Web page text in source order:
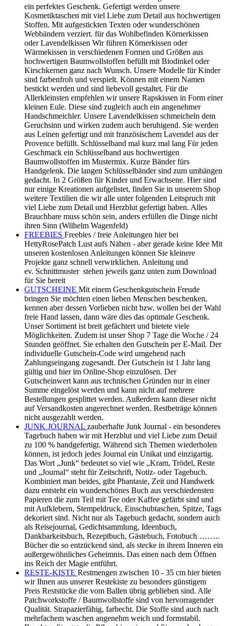
Zahlungseingang zugesandt. Der Gutschein ist 1 Jahr lang
gültig und hier im Online-Shop einzulösen. Der
Gutscheinwert kann aus technischen Gründen nur in einer
Summe eingelöst werden und kann nicht auf mehrere
Bestellungen gesplittet werden. Außerdem kann dieser nicht
auf Versandkosten angerechnet werden. Restbeträge können
nicht ausgezahlt werden.
JUNK JOURNALzauberhafte Junk Journal - ein besonderes
Tagebuch haben wir mit Herzblut und viel Liebe zum Detail
zu 100 % handgefertigt. Während sich Themen wiederholen
können, ist jedoch jedes Journal ein Unikat und einzigartig.
Das Wort „Junk“ bedeutet so viel wie „Kram, Trödel, Reste
und „Journal“ steht für Zeitschrift, Notiz- oder Tagebuch.
Kombiniert man beides, gibt Phantasie, Zeit und Handwerk
dazu entsteht ein wunderschönes Buch aus verschiedensten
Papieren die zum Teil mit Tee oder Kaffee gefärbt sind und
mit Aufklebern, Stempeldruck, Einschubtaschen, Spitze, Tags
dekoriert sind. Nicht nur als Tagebuch gedacht, sondern auch
als Reisejournal, Gedichtsammlung, Ideenbuch,
Dankbarkeitsbuch, Rezeptbuch, Gästebuch, Fotobuch ……..
Bücher die so entzückend sind, als stecke in ihrem Inneren ein
außergewöhnliches Geheimnis. Das einen nach dem Öffnen
ins Reich der Magie entführt.
RESTE-KISTERestmengen zwischen 10 - 35 cm hier bieten
wir Ihnen aus unserer Restekiste zu besonders günstigem
Preis Reststücke die vom Ballen übrig geblieben sind. Alle
Patchworkstoffe / Baumwollstoffe sind von hervorragender
Qualität. Strapazierfähig, farbecht. Die Stoffe sind auch nach
mehrfachem waschen angenehm weich und formstabil.
Beachten Sie stets die Pflegehinweise und Sie werden lange
Zeit Freude an Ihren Kreationen haben. Patchworkstoffe zum
kleinem Preis oft fehlt ja nur ein kleines Stück zum Glück.
Daher lohnt es sich hier mal rein zu schauen. Die
angebotenen Mengen liegen zwischen 10 x 110/112 bis 35 x
110/112 cm. Manchmal sogar in der Breite von 140 - 150 cm.
Mit diesen Stücken lässt sich gerade beim patchworken, wo ja
oft kleinste Mengen erforderlich sind, schön arbeiten.
Vielleicht sind Sie ja auch, genau wie wir, leidenschaftliche
Sammler. Haben einfach Freude an schönen qualitativ
hochwertigen Stoffen und möchten nur Ihren Vorrat ein
weinig aufstocken um bei Bedarf direkt mit dem ersehnten
Projekt beginnen zu können.
SALEreduzierte Patchworkstoffe und Baumwollstoffe im
Sale hier finden Sie hochwertige Patchworkstoffe und
Baumwollstoffe aus älteren Kollektionen in gewohnt
hervorragender Qualität. Strapazierfähig, farbecht. Die Stoffe
sind auch nach mehrfachem waschen angenehm weich und
formstabil. Bitte bei 30 Grad möglichst mit Fein- oder
Colorwaschmittel waschen. Naturgemäß können
Baumwollstoffe einlaufen. Daher sollten die Stoffe vor dem
Vernähen gewaschen werden. Im Trockner können sie
zusätzlich einlaufen. Nutzen Sie die attraktiven Rabatte.
Auch hier verkaufen wir in Abschnitten ab 10 cm aufwärts.
Es lohnt sich daher hier mal vorbei zu schauen. Sei es um Ihre
Vorräte aufzustocken oder weil Ihnen genau dieser eine Stoff
für ein bestimmtes Projekt zusagt. Wir müssen von Zeit zu
Zeit unser Lager räumen um Platz für aktuelle neue Ware zu
schaffen.
STOFFEPatchworkstoffe hochwertige Quiltstoffe hier bei
HettyRosePatch haben wir für Sie ausgewählte sehr
hochwertige Patchworkstoffe bzw. Quiltstoffe in
hervorragender Qualität zusammen getragen. Unser Sortiment
wächst ständig mit Schwerpunkt auf zeitlos klassisch
romantischen Stoffen. Daher führen wir sehr viele
Patchworkstoffe von Moda Fabrics aus den USA;
ausgezeichnet hervorragende Ware. Sie eignen sich nicht nur
für Patchwork oder Quilten sondern auch für Bekleidung. Wir
lieben besonders die Kollektionen von 3 Sisters und French